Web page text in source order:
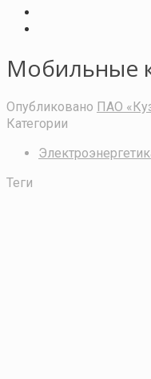
Мобильные
Опубликовано ПАО
Категории
Теги